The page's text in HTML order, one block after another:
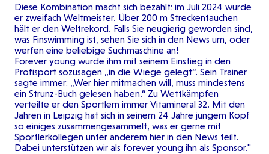
Diese Kombination macht sich bezahlt: im Juli 2024 wurde
er zweifach Weltmeister. Über 200 m Streckentauchen
hält er den Weltrekord. Falls Sie neugierig geworden sind,
was Finswimming ist, sehen Sie sich in den News um, oder
werfen eine beliebige Suchmaschine an!
Forever young wurde ihm mit seinem Einstieg in den
Profisport sozusagen „in die Wiege gelegt“. Sein Trainer
sagte immer: „Wer hier mitmachen will, muss mindestens
ein Strunz-Buch gelesen haben.“ Zu Wettkämpfen
verteilte er den Sportlern immer Vitamineral 32. Mit den
Jahren in Leipzig hat sich in seinem 24 Jahre jungem Kopf
so einiges zusammengesammelt, was er gerne mit
Sportlerkollegen unter anderem hier in den News teilt.
Dabei unterstützen wir als forever young ihn als Sponsor."